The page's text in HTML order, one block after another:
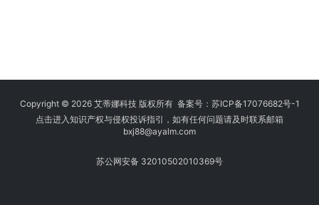
Copyright © 2026 艾蒂娜科技 版权所有 备案号： 苏ICP备17076682号-1
点击进入知识产权与侵权投诉指引，如有任何问题请及时联系邮箱
bxj88@ayalm.com
苏公网安备 32010502010369号